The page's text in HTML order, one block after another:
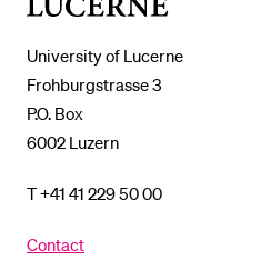
University of Lucerne
Frohburgstrasse 3
P.O. Box
6002 Luzern
T +41 41 229 50 00
Contact